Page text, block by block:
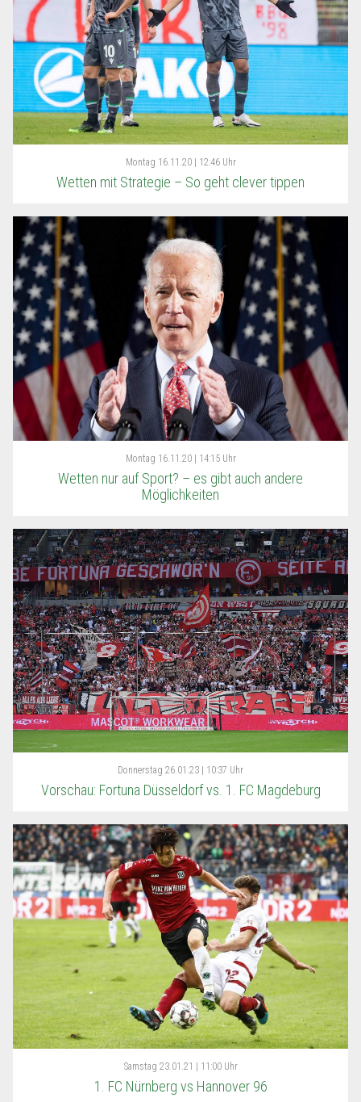
Montag 16.11.20 | 12:46 Uhr
Wetten mit Strategie – So geht clever tippen
Montag 16.11.20 | 14:15 Uhr
Wetten nur auf Sport? – es gibt auch andere
Möglichkeiten
Donnerstag 26.01.23 | 10:37 Uhr
Vorschau: Fortuna Düsseldorf vs. 1. FC Magdeburg
Samstag 23.01.21 | 11:00 Uhr
1. FC Nürnberg vs Hannover 96